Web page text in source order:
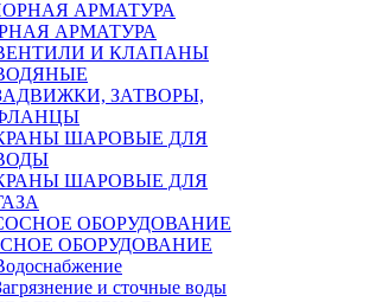
АРМАТУРА
И КЛАПАНЫ
ЗАТВОРЫ,
ШАРОВЫЕ ДЛЯ
ШАРОВЫЕ ДЛЯ
ОБОРУДОВАНИЕ
и сточные воды